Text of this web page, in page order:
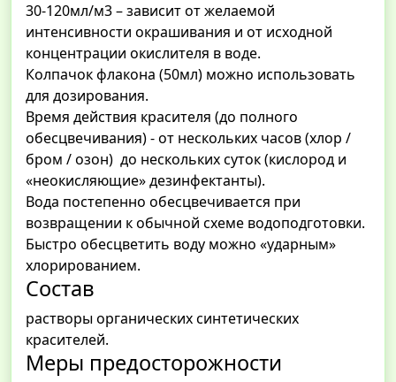
30-120мл/м3 – зависит от желаемой
интенсивности окрашивания и от исходной
концентрации окислителя в воде.
Колпачок флакона (50мл) можно использовать
для дозирования.
Время действия красителя (до полного
обесцвечивания) - от нескольких часов (хлор /
бром / озон) до нескольких суток (кислород и
«неокисляющие» дезинфектанты).
Вода постепенно обесцвечивается при
возвращении к обычной схеме водоподготовки.
Быстро обесцветить воду можно «ударным»
хлорированием.
Состав
растворы органических синтетических
красителей.
Меры предосторожности